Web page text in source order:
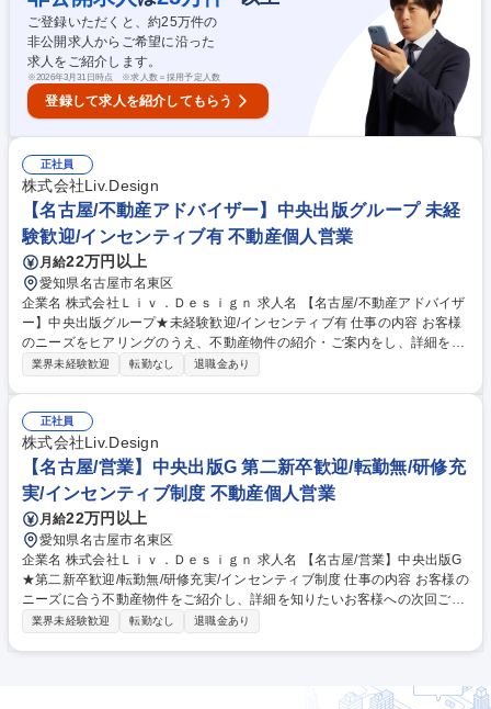
ご提案だけではなく、「中古住宅購入×リフォーム」というリノベーショ
ンの選択肢も ■入社後は先輩がマンツーマンでサポートしますので、未経
験からプロを目指せる環境 ■強引な営業はなし！「あなたに任せて正解だ
った」と言われる喜びが、何よりのやりがいです★ 募集職種 【名古屋/営
業】中央出版G★未経験歓迎/転勤無/研修充実◎インセンティブ制度
ご登録いただくと、約25万件の
非公開求人からご希望に沿った
求人をご紹介します。
※2026年3月31日時点 ※求人数＝採用予定人数
登録して求人を紹介してもらう
正社員
株式会社Liv.Design
【名古屋/不動産アドバイザー】中央出版グループ 未経
験歓迎/インセンティブ有 不動産個人営業
月給22万円以上
愛知県名古屋市名東区
企業名 株式会社Ｌｉｖ．Ｄｅｓｉｇｎ 求人名 【名古屋/不動産アドバイザ
ー】中央出版グループ★未経験歓迎/インセンティブ有 仕事の内容 お客様
のニーズをヒアリングのうえ、不動産物件の紹介・ご案内をし、詳細を知
りたいお客様へのアポイントをセッティングするお仕事です。先輩社員が
い・買いたいニーズをお客様からヒアリング ■笑顔で対応できればOK！関
心を持っていただけたら、より具体的なご提案をするための次回アポイン
トを調整 ※無理な売込みはありません！ ※次回アポイントでの商談は、
専任担当(クローザー)に引き継ぐので、未経験の方でも安心です！ 募集職
種 【名古屋/不動産アドバイザー】中央出版グループ★未経験歓迎/インセ
ンティブ有
業界未経験歓迎 転勤なし 退職金あり
正社員
株式会社Liv.Design
【名古屋/営業】中央出版G 第二新卒歓迎/転勤無/研修充
実/インセンティブ制度 不動産個人営業
月給22万円以上
愛知県名古屋市名東区
企業名 株式会社Ｌｉｖ．Ｄｅｓｉｇｎ 求人名 【名古屋/営業】中央出版G
★第二新卒歓迎/転勤無/研修充実/インセンティブ制度 仕事の内容 お客様の
ニーズに合う不動産物件をご紹介し、詳細を知りたいお客様への次回ご提
案アポイントをセッティングするお仕事です。先輩社員が丁寧にお教えし
持っていただけたら、より具体的なご提案をするための次回アポイントを
業界未経験歓迎 転勤なし 退職金あり